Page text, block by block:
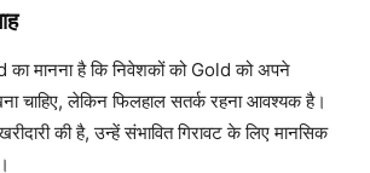
मानना है कि निवेशकों को Gold को अपने
चाहिए, लेकिन फिलहाल सतर्क रहना आवश्यक है।
की है, उन्हें संभावित गिरावट के लिए मानसिक